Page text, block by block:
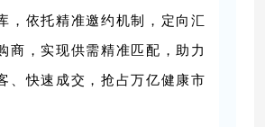
，依托精准邀约机制，定向汇
商，实现供需精准匹配，助力
、快速成交，抢占万亿健康市